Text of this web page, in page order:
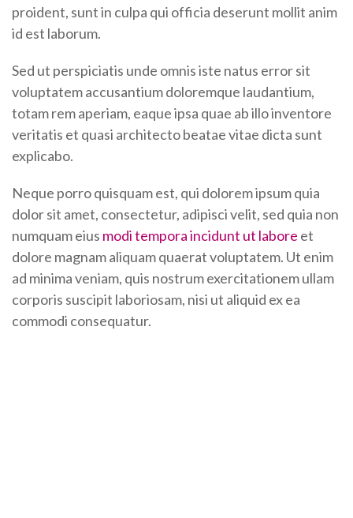
proident, sunt in culpa qui officia deserunt mollit anim
id est laborum.
Sed ut perspiciatis unde omnis iste natus error sit
voluptatem accusantium doloremque laudantium,
totam rem aperiam, eaque ipsa quae ab illo inventore
veritatis et quasi architecto beatae vitae dicta sunt
explicabo.
Neque porro quisquam est, qui dolorem ipsum quia
dolor sit amet, consectetur, adipisci velit, sed quia non
numquam eius modi tempora incidunt ut labore et
dolore magnam aliquam quaerat voluptatem. Ut enim
ad minima veniam, quis nostrum exercitationem ullam
corporis suscipit laboriosam, nisi ut aliquid ex ea
commodi consequatur.